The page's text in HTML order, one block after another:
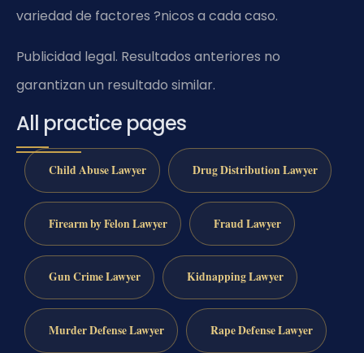
variedad de factores ?nicos a cada caso.
Publicidad legal. Resultados anteriores no
garantizan un resultado similar.
All practice pages
Child Abuse Lawyer Drug Distribution Lawyer
Firearm by Felon Lawyer Fraud Lawyer
Gun Crime Lawyer Kidnapping Lawyer
Murder Defense Lawyer Rape Defense Lawyer